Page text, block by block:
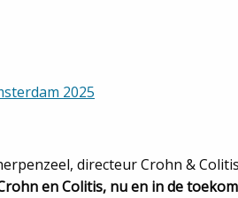
2025
directeur Crohn &
en Colitis, nu en in de